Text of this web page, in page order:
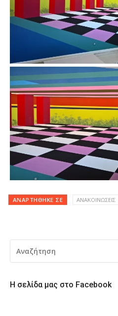
ΑΝΑΡΤΉΘΗΚΕ ΣΕ ΑΝΑΚΟΙΝΩΣΕΙΣ
ΓΙΑ:
Η σελίδα μας στο Facebook